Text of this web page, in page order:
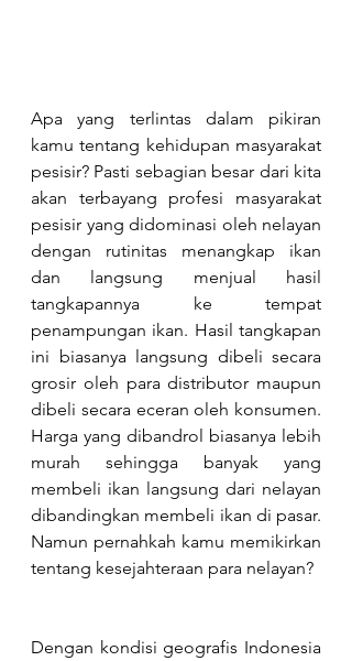
Apa yang terlintas dalam pikiran
kamu tentang kehidupan masyarakat
pesisir? Pasti sebagian besar dari kita
akan terbayang profesi masyarakat
pesisir yang didominasi oleh nelayan
dengan rutinitas menangkap ikan
dan langsung menjual hasil
tangkapannya ke tempat
penampungan ikan. Hasil tangkapan
ini biasanya langsung dibeli secara
grosir oleh para distributor maupun
dibeli secara eceran oleh konsumen.
Harga yang dibandrol biasanya lebih
murah sehingga banyak yang
membeli ikan langsung dari nelayan
dibandingkan membeli ikan di pasar.
Namun pernahkah kamu memikirkan
tentang kesejahteraan para nelayan?
Dengan kondisi geografis Indonesia